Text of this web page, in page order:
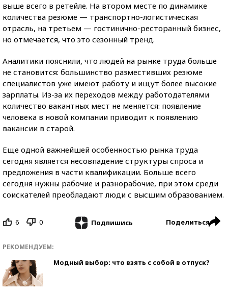
выше всего в ретейле. На втором месте по динамике
количества резюме — транспортно-логистическая
отрасль, на третьем — гостинично-ресторанный бизнес,
но отмечается, что это сезонный тренд.
Аналитики пояснили, что людей на рынке труда больше
не становится: большинство разместивших резюме
специалистов уже имеют работу и ищут более высокие
зарплаты. Из-за их переходов между работодателями
количество вакантных мест не меняется: появление
человека в новой компании приводит к появлению
вакансии в старой.
Еще одной важнейшей особенностью рынка труда
сегодня является несовпадение структуры спроса и
предложения в части квалификации. Больше всего
сегодня нужны рабочие и разнорабочие, при этом среди
соискателей преобладают люди с высшим образованием.
6 0 Подпишись Поделиться
РЕКОМЕНДУЕМ:
Модный выбор: что взять с собой в отпуск?